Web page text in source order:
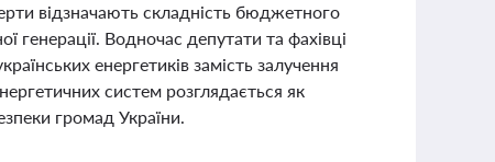
відзначають складність бюджетного
генерації. Водночас депутати та фахівці
енергетиків замість залучення
систем розглядається як
громад України.